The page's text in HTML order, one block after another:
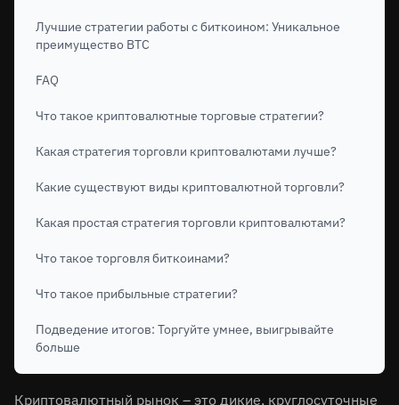
Лучшие стратегии работы с биткоином: Уникальное
преимущество BTC
FAQ
Что такое криптовалютные торговые стратегии?
Какая стратегия торговли криптовалютами лучше?
Какие существуют виды криптовалютной торговли?
Какая простая стратегия торговли криптовалютами?
Что такое торговля биткоинами?
Что такое прибыльные стратегии?
Подведение итогов: Торгуйте умнее, выигрывайте
больше
Криптовалютный рынок – это дикие, круглосуточные